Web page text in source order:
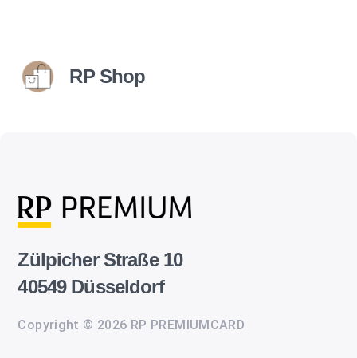
RP Shop
Zülpicher Straße 10
40549 Düsseldorf
Copyright © 2026 RP PREMIUMCARD